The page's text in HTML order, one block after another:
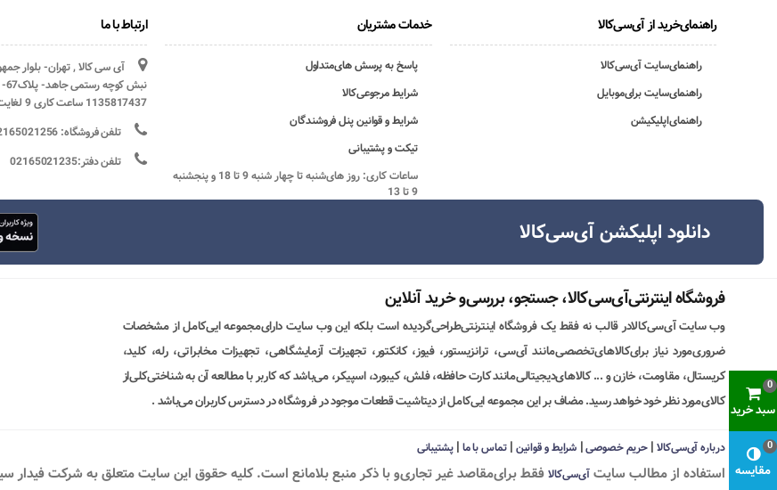
راهنمای‌خرید از آی‌سی‌کالا
راهنمای‌سایت آی‌سی‌کالا
راهنمای‌سایت برای‌موبایل
راهنمای‌اپلیکیشن
خدمات مشتریان
پاسخ به پرسش های‌متداول
شرایط مرجوعی‌کالا
شرایط و قوانین پنل فروشندگان
تیکت و پشتیبانی
ساعات کاری: روز های‌شنبه تا چهار شنبه 9 تا 18 و پنجشنبه
9 تا 13
ارتباط با ما
آی سی کالا , تهران- بلوار
1135817437 ساعت کاری 9 لغایت 16و پنج شنبه ها تعطیل
تلفن فروشگاه: 02165021256
تلفن دفتر:02165021235
دانلود اپلیکشن آی‌سی‌کالا
فروشگاه اینترنتی‌آی‌سی‌کالا، جستجو، بررسی‌و خرید آنلاین
وب سایت آی‌سی‌کالادر قالب نه فقط یک فروشگاه اینترنتی‌طراحی‌گردیده است بلکه این وب سایت دارای‌مجموعه ایی‌کامل از مشخصات
ضروری‌مورد نیاز برای‌کالاهای‌تخصصی‌مانند آی‌سی، ترانزیستور، فیوز، کانکتور، تجهیزات آزمایشگاهی، تجهیزات مخابراتی، رله، کلید،
کریستال، مقاومت، خازن و ... کالاهای‌دیجیتالی‌مانند کارت حافظه، فلش، کیبورد، اسپیکر، می‌باشد که کاربر با مطالعه آن به شناختی‌کلی‌از
کالای‌مورد نظر خود خواهد رسید. مضاف بر این مجموعه ایی‌کامل از دیتاشیت قطعات موجود در فروشگاه در دسترس کاربران می‌باشد .
درباره آی‌سی‌کالا| حریم خصوصی| شرایط و قوانین |تماس با ما |پشتیبانی
استفاده از مطالب سايتآی‌سی‌کالافقط برای‌مقاصد غیر تجاری‌و با ذکر منبع بلامانع است. کليه حقوق اين سايت متعلق به شرکت فیدار
سبد خرید
0
مقایسه
0